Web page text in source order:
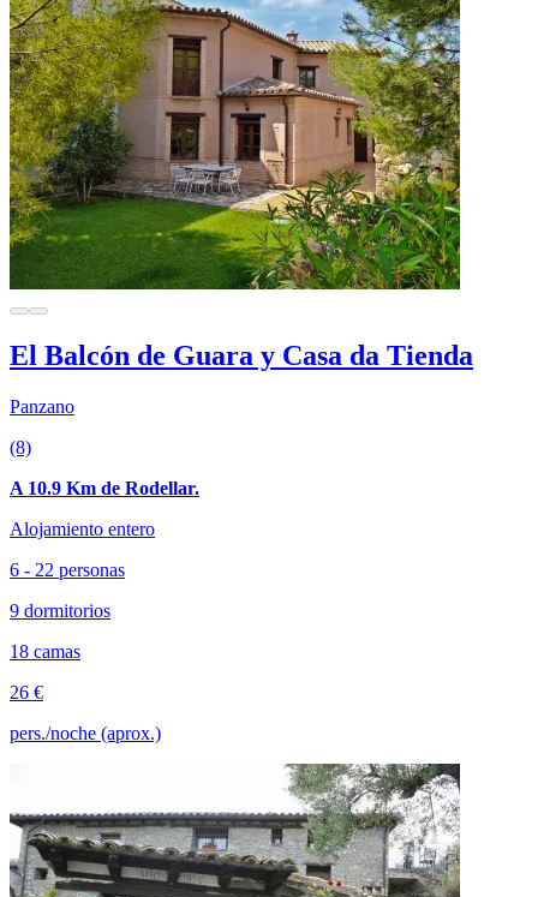
El Balcón de Guara y Casa da Tienda
Panzano
(8)
A 10.9 Km de Rodellar.
Alojamiento entero
6 - 22 personas
9 dormitorios
18 camas
26 €
pers./noche (aprox.)